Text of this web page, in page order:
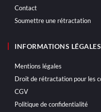
Contact
Soumettre une rétractation
INFORMATIONS LÉGALES
Mentions légales
Droit de rétractation pour les
CGV
Politique de confidentialité